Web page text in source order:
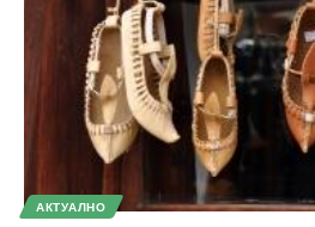
АКТУАЛНО